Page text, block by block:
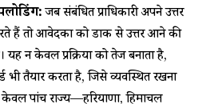
:​​ जब संबंधित प्राधिकारी अपने उत्तर
हैं तो आवेदकों को डाक से उत्तर आने की
यह न केवल प्रक्रिया को तेज बनाता है,
भी तैयार करता है, जिसे व्यवस्थित रखना